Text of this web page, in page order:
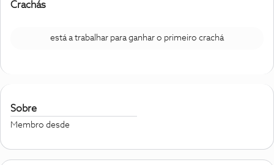
Crachás
está a trabalhar para ganhar o primeiro crachá
Sobre
Membro desde